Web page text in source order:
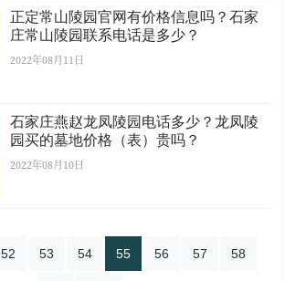
正定常山陵园官网有价格信息吗？石家
庄常山陵园联系电话是多少？
2022年08月11日
石家庄燕赵龙凤陵园电话多少？龙凤陵
园买的墓地价格（表）贵吗？
2022年08月10日
52 53 54 55 56 57 58